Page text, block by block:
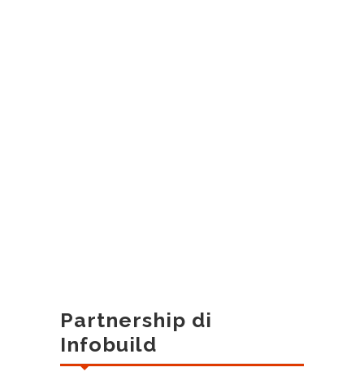
Partnership di
Infobuild